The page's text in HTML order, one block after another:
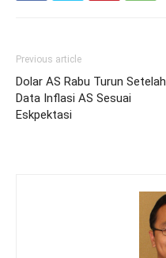
Previous article
Dolar AS Rabu Turun Setelah
Data Inflasi AS Sesuai
Eskpektasi